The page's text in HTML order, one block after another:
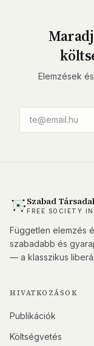
Elemzések
Szabad
FREE SOCIETY
Független elemzés
szabadabb és
— a klasszikus
HIVATKOZÁSOK
Publikációk
Költségvetés